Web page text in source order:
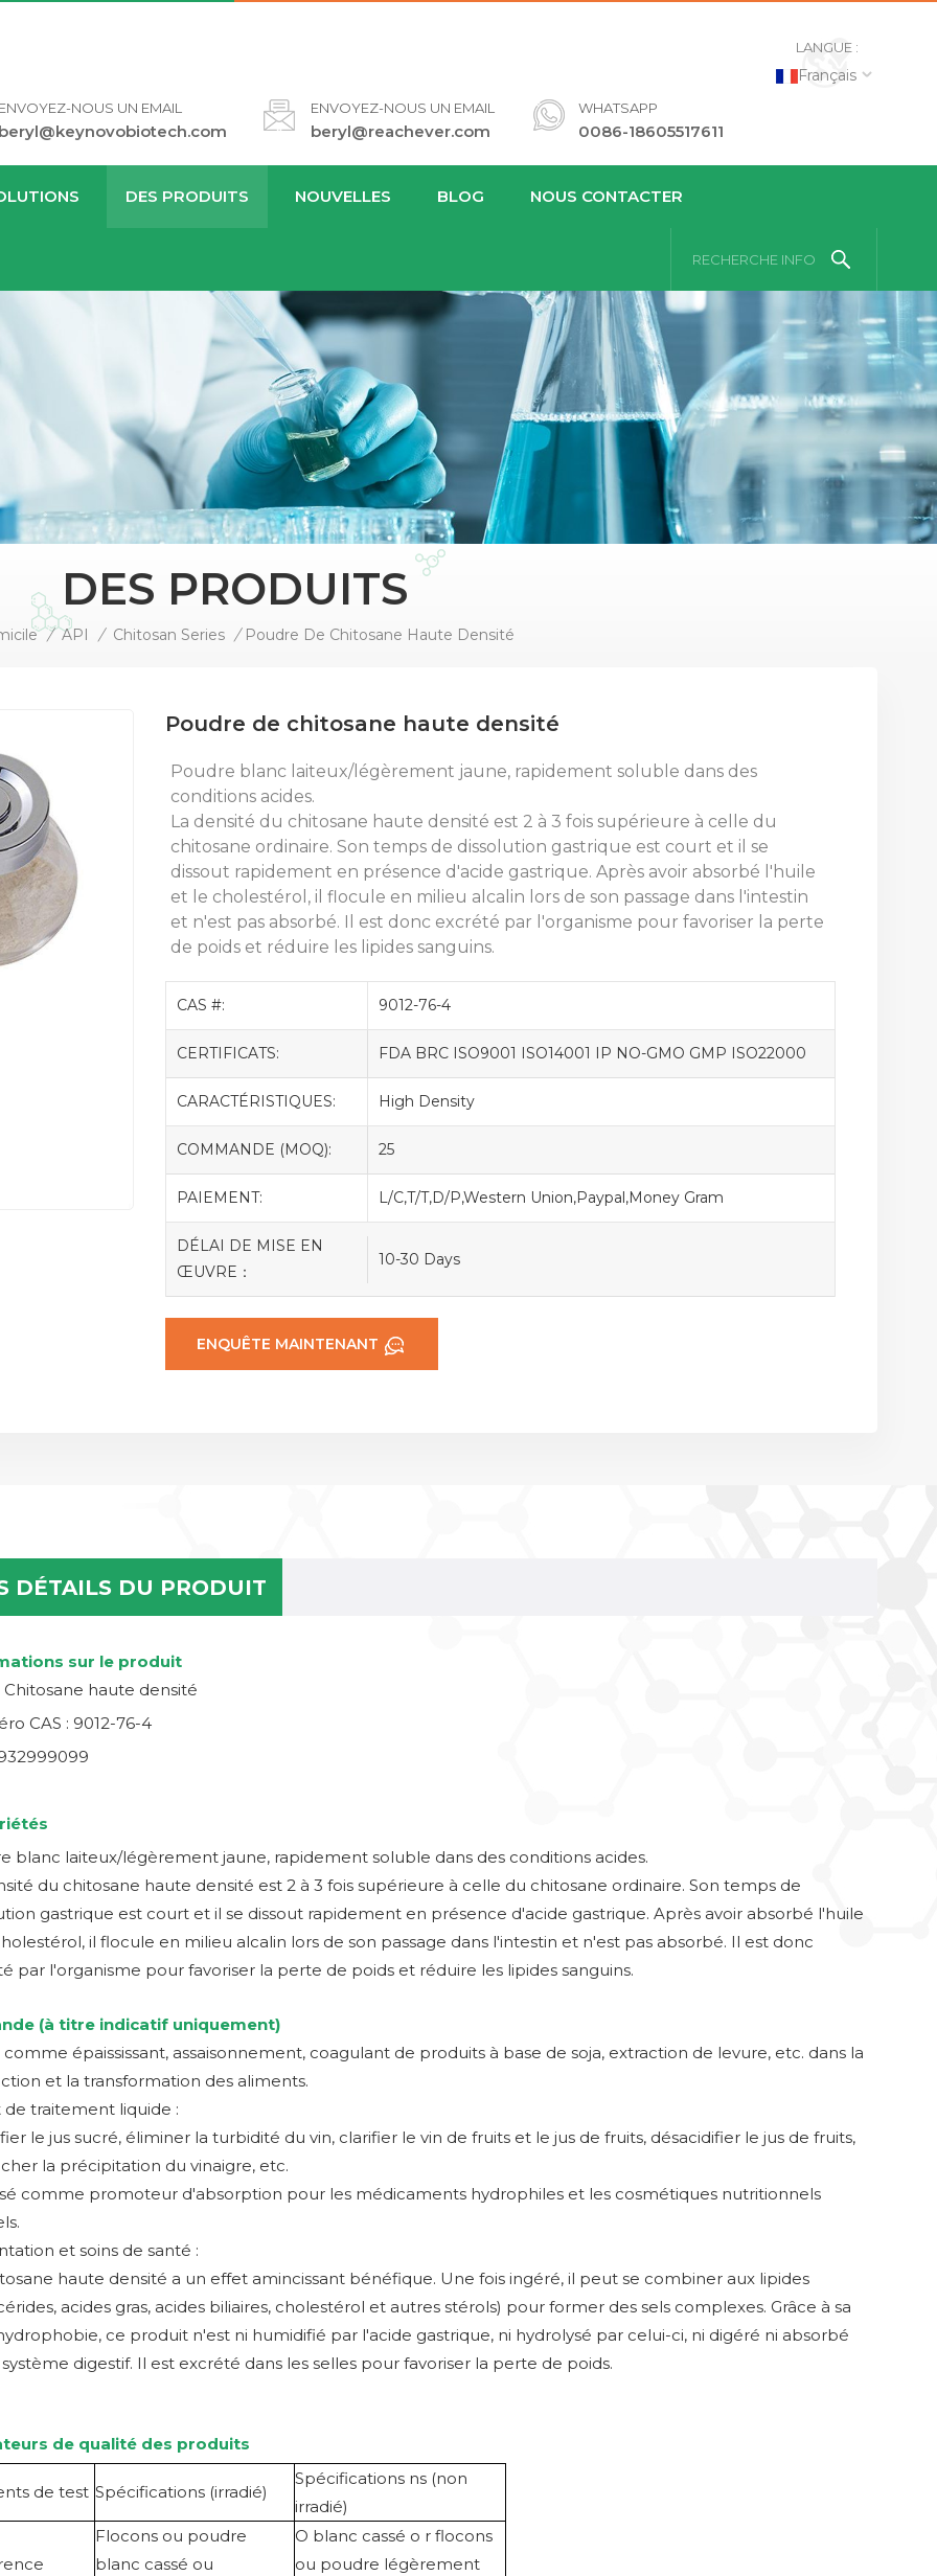
LANGUE :
Français
NOUS UN EMAIL ENVOYEZ-NOUS UN EMAIL
beryl@reachever.com
WHATSAPP
0086-18605517611
DES PRODUITS NOUVELLES BLOG NOUS CONTACTER
RECHERCHE INFO
DES PRODUITS
/ API / Chitosan Series / Poudre De Chitosane Haute Densité
Poudre de chitosane haute densité
Poudre blanc laiteux/légèrement jaune, rapidement soluble dans des
conditions acides.
La densité du chitosane haute densité est 2 à 3 fois supérieure à celle du
chitosane ordinaire. Son temps de dissolution gastrique est court et il se
dissout rapidement en présence d'acide gastrique. Après avoir absorbé l'huile
et le cholestérol, il flocule en milieu alcalin lors de son passage dans l'intestin
et n'est pas absorbé. Il est donc excrété par l'organisme pour favoriser la perte
de poids et réduire les lipides sanguins.
CAS #: 9012-76-4
CERTIFICATS: FDA BRC ISO9001 ISO14001 IP NO-GMO GMP ISO22000
CARACTÉRISTIQUES: High Density
COMMANDE (MOQ): 25
PAIEMENT: L/C,T/T,D/P,Western Union,Paypal,Money Gram
DÉLAI DE MISE EN
ŒUVRE：
10-30 Days
ENQUÊTE MAINTENANT
DÉTAILS DU PRODUIT
sur le produit
Chitosane haute densité
CAS : 9012-76-4
blanc laiteux/légèrement jaune, rapidement soluble dans des conditions acides.
du chitosane haute densité est 2 à 3 fois supérieure à celle du chitosane ordinaire. Son temps de
gastrique est court et il se dissout rapidement en présence d'acide gastrique. Après avoir absorbé l'huile
il flocule en milieu alcalin lors de son passage dans l'intestin et n'est pas absorbé. Il est donc
par l'organisme pour favoriser la perte de poids et réduire les lipides sanguins.
(à titre indicatif uniquement)
comme épaississant, assaisonnement, coagulant de produits à base de soja, extraction de levure, etc. dans la
et la transformation des aliments.
de traitement liquide :
le jus sucré, éliminer la turbidité du vin, clarifier le vin de fruits et le jus de fruits, désacidifier le jus de fruits,
la précipitation du vinaigre, etc.
comme promoteur d'absorption pour les médicaments hydrophiles et les cosmétiques nutritionnels
et soins de santé :
haute densité a un effet amincissant bénéfique. Une fois ingéré, il peut se combiner aux lipides
acides gras, acides biliaires, cholestérol et autres stérols) pour former des sels complexes. Grâce à sa
ce produit n'est ni humidifié par l'acide gastrique, ni hydrolysé par celui-ci, ni digéré ni absorbé
digestif. Il est excrété dans les selles pour favoriser la perte de poids.
de qualité des produits
de test Spécifications (irradié)
Spécifications ns (non
irradié)
Flocons ou poudre
blanc cassé ou
O blanc cassé o r flocons
ou poudre légèrement